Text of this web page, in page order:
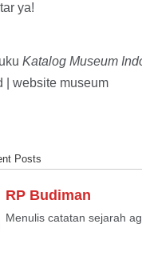
ya!
Katalog Museum
| website museum
Posts
RP Budiman
Menulis catatan sejarah